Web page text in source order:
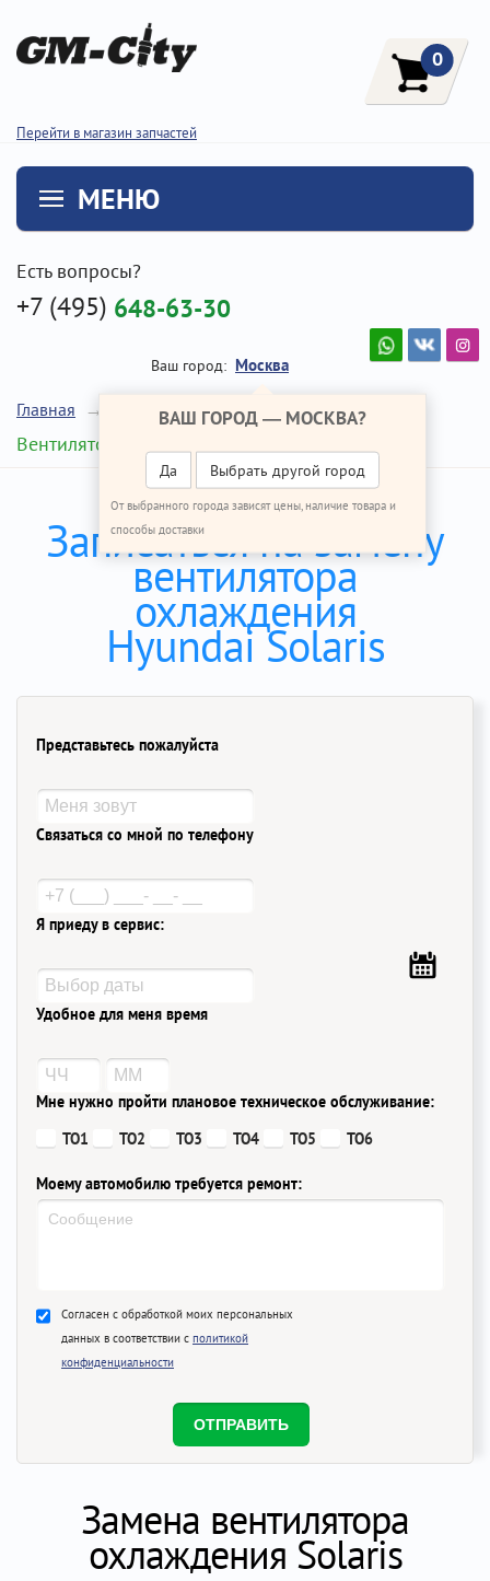
Перейти в магазин запчастей
0
МЕНЮ
Есть вопросы?
+7 (495) 648-63-30
Ваш город: Москва
ВАШ ГОРОД — МОСКВА?
Да Выбрать другой город
От выбранного города зависят цены, наличие товара и
способы доставки
Главная Ремонт Хендай Солярис
Вентилятор охлаждения
Записаться на замену
вентилятора
охлаждения
Hyundai Solaris
Представьтесь пожалуйста
Связаться со мной по телефону
Я приеду в сервис:
Удобное для меня время
Мне нужно пройти плановое техническое обслуживание:
ТО1
ТО2 ТО3 ТО4 ТО5 ТО6
Моему автомобилю требуется ремонт:
Согласен с обработкой моих персональных
данных в соответствии с политикой
конфиденциальности
Замена вентилятора
охлаждения Solaris